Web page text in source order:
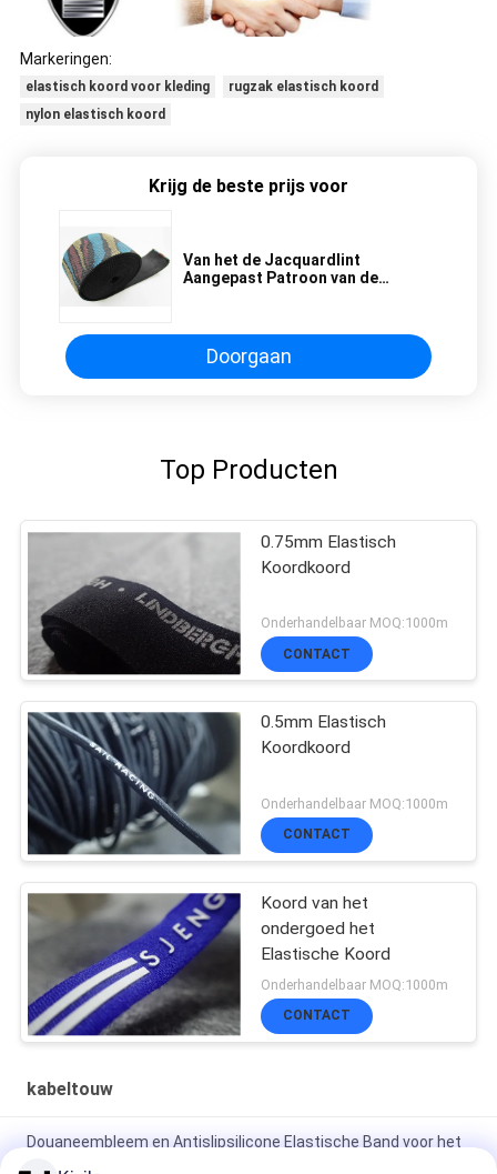
Markeringen:
elastisch koord voor kleding
rugzak elastisch koord
nylon elastisch koord
Krijg de beste prijs voor
Van het de Jacquardlint
Aangepast Patroon van de
Doorgaan
Top Producten
0.75mm Elastisch
Koordkoord
Onderhandelbaar MOQ:1000m
CONTACT
0.5mm Elastisch
Koordkoord
Onderhandelbaar MOQ:1000m
CONTACT
Koord van het
ondergoed het
Elastische Koord
Onderhandelbaar MOQ:1000m
CONTACT
kabeltouw
Douaneembleem en Antislipsilicone Elastische Band voor het